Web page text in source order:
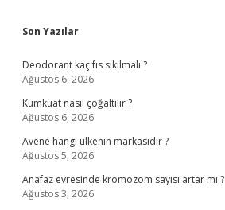
Sidebar
Son Yazılar
Deodorant kaç fıs sıkılmalı ?
Ağustos 6, 2026
Kumkuat nasıl çoğaltılır ?
Ağustos 6, 2026
Avene hangi ülkenin markasıdır ?
Ağustos 5, 2026
Anafaz evresinde kromozom sayısı artar mı ?
Ağustos 3, 2026